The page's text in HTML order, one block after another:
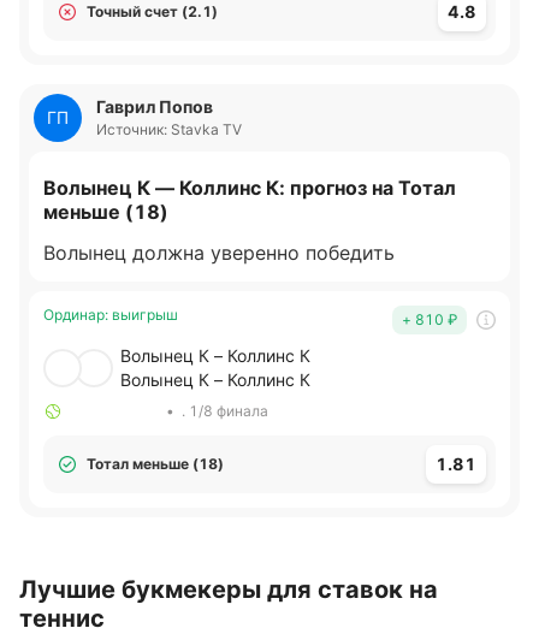
Точный счет (2.1) 4.8
ГП
Гаврил Попов
Источник: Stavka TV
Волынец К — Коллинс К: прогноз на Тотал
меньше (18)
Волынец должна уверенно победить
Ординар: выигрыш + 810 ₽
Волынец К – Коллинс К
Волынец К – Коллинс К
• . 1/8 финала
Тотал меньше (18) 1.81
Лучшие букмекеры для ставок на
теннис